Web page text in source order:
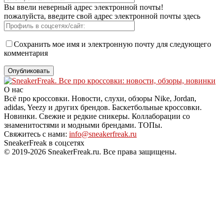
Вы ввели неверный адрес электронной почты!
пожалуйста, введите свой адрес электронной почты здесь
Сохранить мое имя и электронную почту для следующего
комментария
О нас
Всё про кроссовки. Новости, слухи, обзоры Nike, Jordan,
adidas, Yeezy и других брендов. Баскетбольные кроссовки.
Новинки. Свежие и редкие сникеры. Коллаборации со
знаменитостями и модными брендами. ТОПы.
Свяжитесь с нами: info@sneakerfreak.ru
SneakerFreak в соцсетях
© 2019-2026 SneakerFreak.ru. Все права защищены.